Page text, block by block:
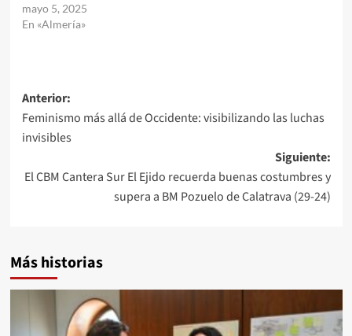
mayo 5, 2025
En «Almería»
Navegación
de
entradas
Anterior:
Feminismo más allá de Occidente: visibilizando las luchas
invisibles
Siguiente:
El CBM Cantera Sur El Ejido recuerda buenas costumbres y
supera a BM Pozuelo de Calatrava (29-24)
Más historias